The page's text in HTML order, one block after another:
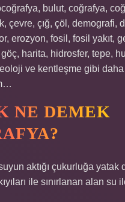
bulut, coğrafya,
çevre, çığ, çöl, demografi,
erozyon, fosil, fosil yakıt,
harita, hidrosfer, tepe,
ve kentleşme gibi
NE DEMEK
aktığı çukurluğa yatak
ile sınırlanan alan su